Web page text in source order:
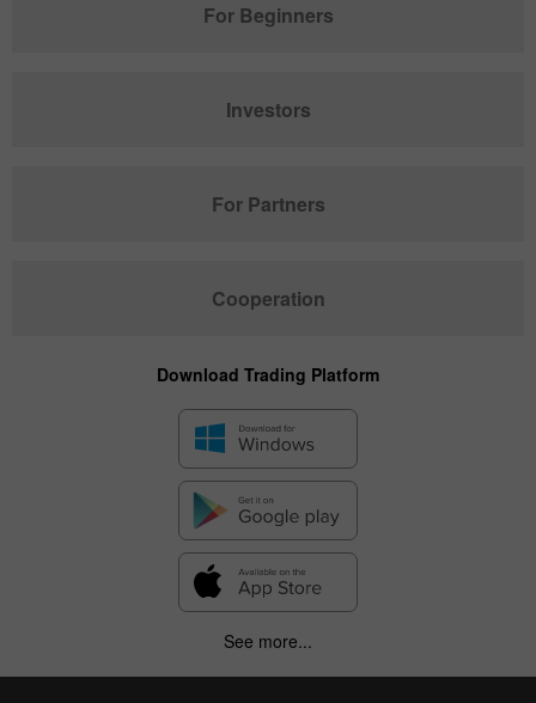
For Beginners
Investors
For Partners
Cooperation
Download Trading Platform
See more...